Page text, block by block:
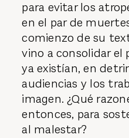
para evitar los
en el par de
comienzo de su
vino a consolidar el
ya existían, en
audiencias y los
imagen. ¿Qué
entonces, para
al malestar?